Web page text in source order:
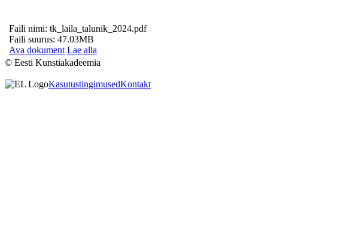
Faili nimi: tk_laila_talunik_2024.pdf
Faili suurus: 47.03MB
Ava dokument Lae alla
© Eesti Kunstiakadeemia
KasutustingimusedKontakt